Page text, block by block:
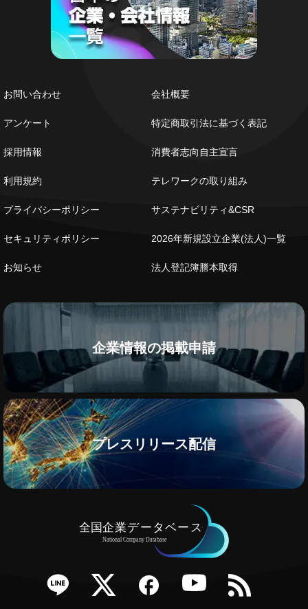
お問い合わせ
アンケート
採用情報
利用規約
プライバシーポリシー
セキュリティポリシー
お知らせ
会社概要
特定商取引法に基づく表記
消費者志向自主宣言
テレワークの取り組み
サステナビリティ&CSR
2026年新規設立企業(法人)一覧
法人登記簿謄本取得
企業情報の掲載申請
プレスリリース配信
Twitter Facebook YouTube RSS